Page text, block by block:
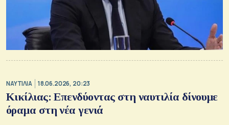
ΝΑΥΤΙΛΙΑ 18.06.2026, 20:23
Κικίλιας: Επενδύοντας στη ναυτιλία δίνουμε
όραμα στη νέα γενιά